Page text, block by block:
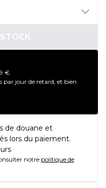
€.
par jour de retard, et bien
de douane et
lors du paiement.
notre politique de